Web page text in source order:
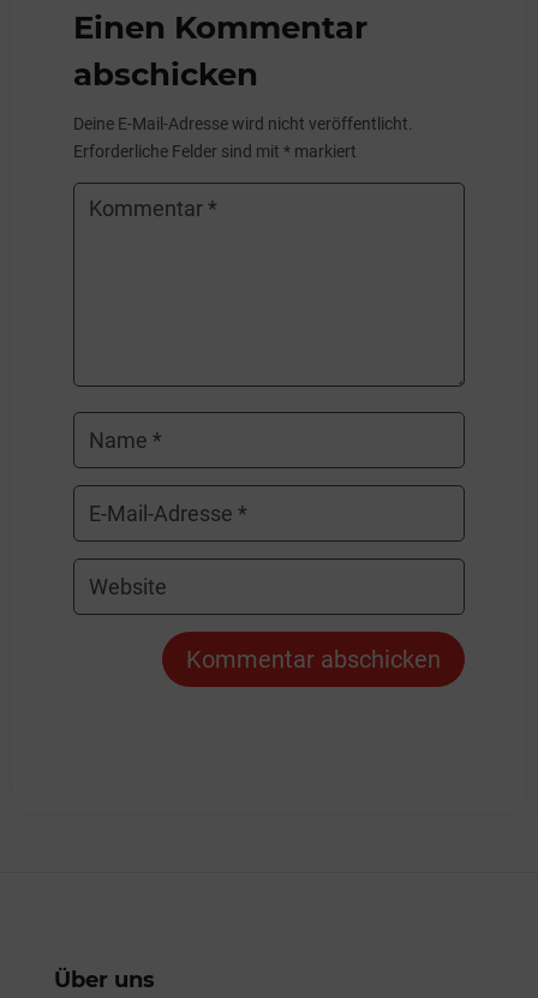
Einen Kommentar
abschicken
Deine E-Mail-Adresse wird nicht veröffentlicht.
Erforderliche Felder sind mit* markiert
Kommentar abschicken
Über uns